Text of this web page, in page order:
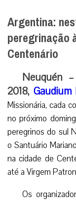
Argentina:
peregrinação
Centenário
Neuquén
2018, Gaudium
Missionária, cada
no próximo
peregrinos do sul
o Santuário
na cidade de
até a Virgem
Os